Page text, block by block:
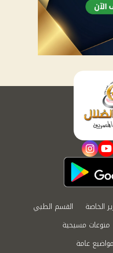
youtube
instagram
الخاصة
القسم الطبي
منوعات مسيحية
مواضيع عامة